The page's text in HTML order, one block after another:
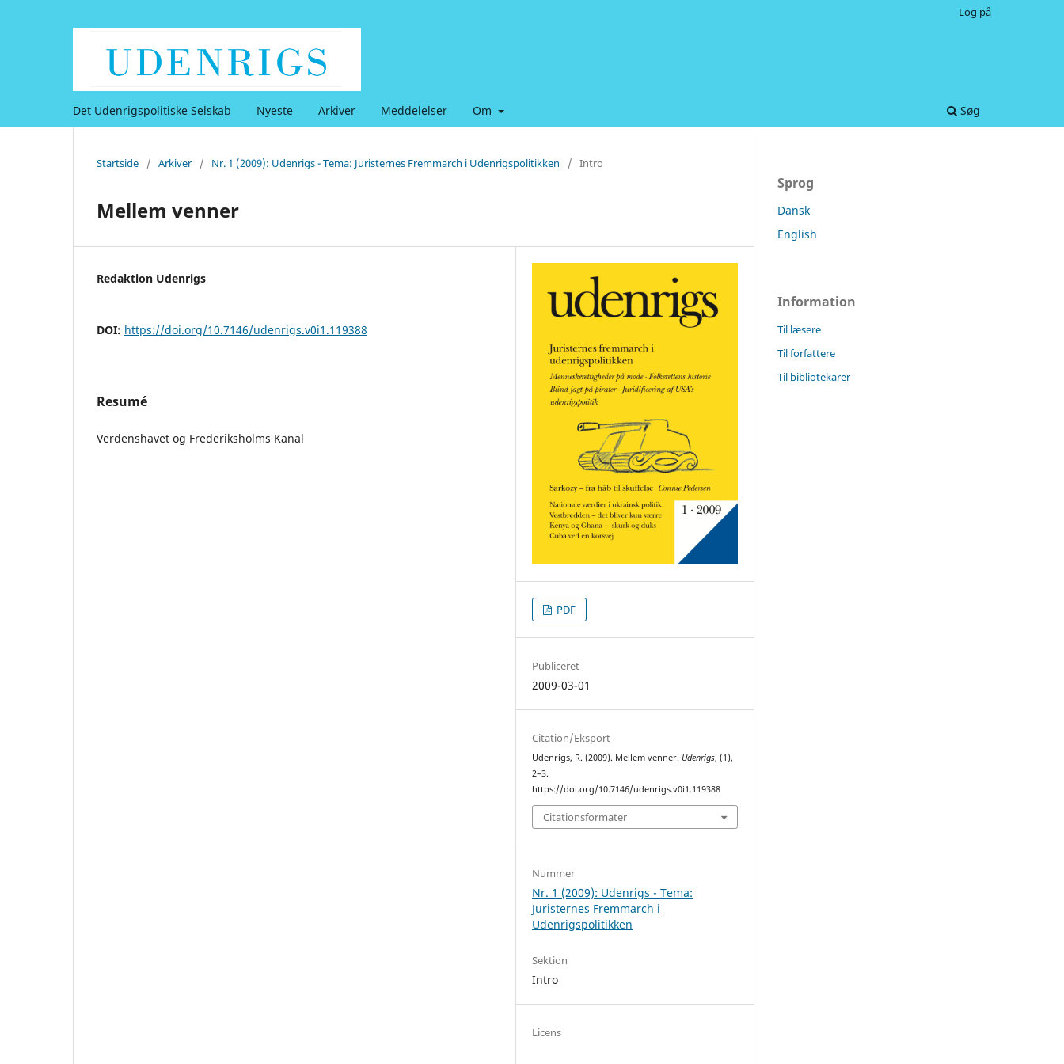
Det Udenrigspolitiske Selskab Nyeste Arkiver Meddelelser Om Søg
Log på
Startside / Arkiver / Nr. 1 (2009): Udenrigs - Tema: Juristernes Fremmarch i Udenrigspolitikken / Intro
Mellem venner
Redaktion Udenrigs
DOI: https://doi.org/10.7146/udenrigs.v0i1.119388
Resumé
Verdenshavet og Frederiksholms Kanal
PDF
Publiceret
2009-03-01
Citation/Eksport
Udenrigs, R. (2009). Mellem venner. Udenrigs, (1),
2–3.
https://doi.org/10.7146/udenrigs.v0i1.119388
Citationsformater
Nummer
Nr. 1 (2009): Udenrigs - Tema:
Juristernes Fremmarch i
Udenrigspolitikken
Sektion
Intro
Licens
Sprog
Dansk
English
Information
Til læsere
Til forfattere
Til bibliotekarer